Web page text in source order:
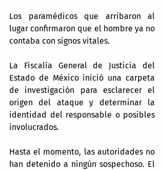
Los paramédicos que arribaron al
lugar confirmaron que el hombre ya no
contaba con signos vitales.
La Fiscalía General de Justicia del
Estado de México inició una carpeta
de investigación para esclarecer el
origen del ataque y determinar la
identidad del responsable o posibles
involucrados.
Hasta el momento, las autoridades no
han detenido a ningún sospechoso. El